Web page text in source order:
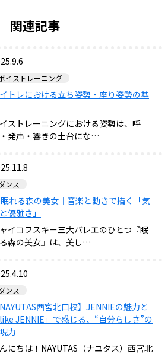
関連記事
イストレーニング
トレにおける立ち姿勢・座り姿勢の基
ストレーニングにおける姿勢は、呼
発声・響きの土台にな…
ンス
眠れる森の美女｜音楽と動きで描く「気
優雅さ」
イコフスキー三大バレエのひとつ『眠
森の美女』は、美し…
ンス
NAYUTAS西宮北口校】JENNIEの魅力と
like JENNIE」で感じる、“自分らしさ”の
力
にちは！NAYUTAS（ナユタス）西宮北